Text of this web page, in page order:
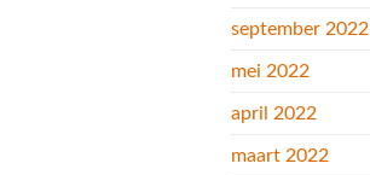
september 2022
mei 2022
april 2022
maart 2022